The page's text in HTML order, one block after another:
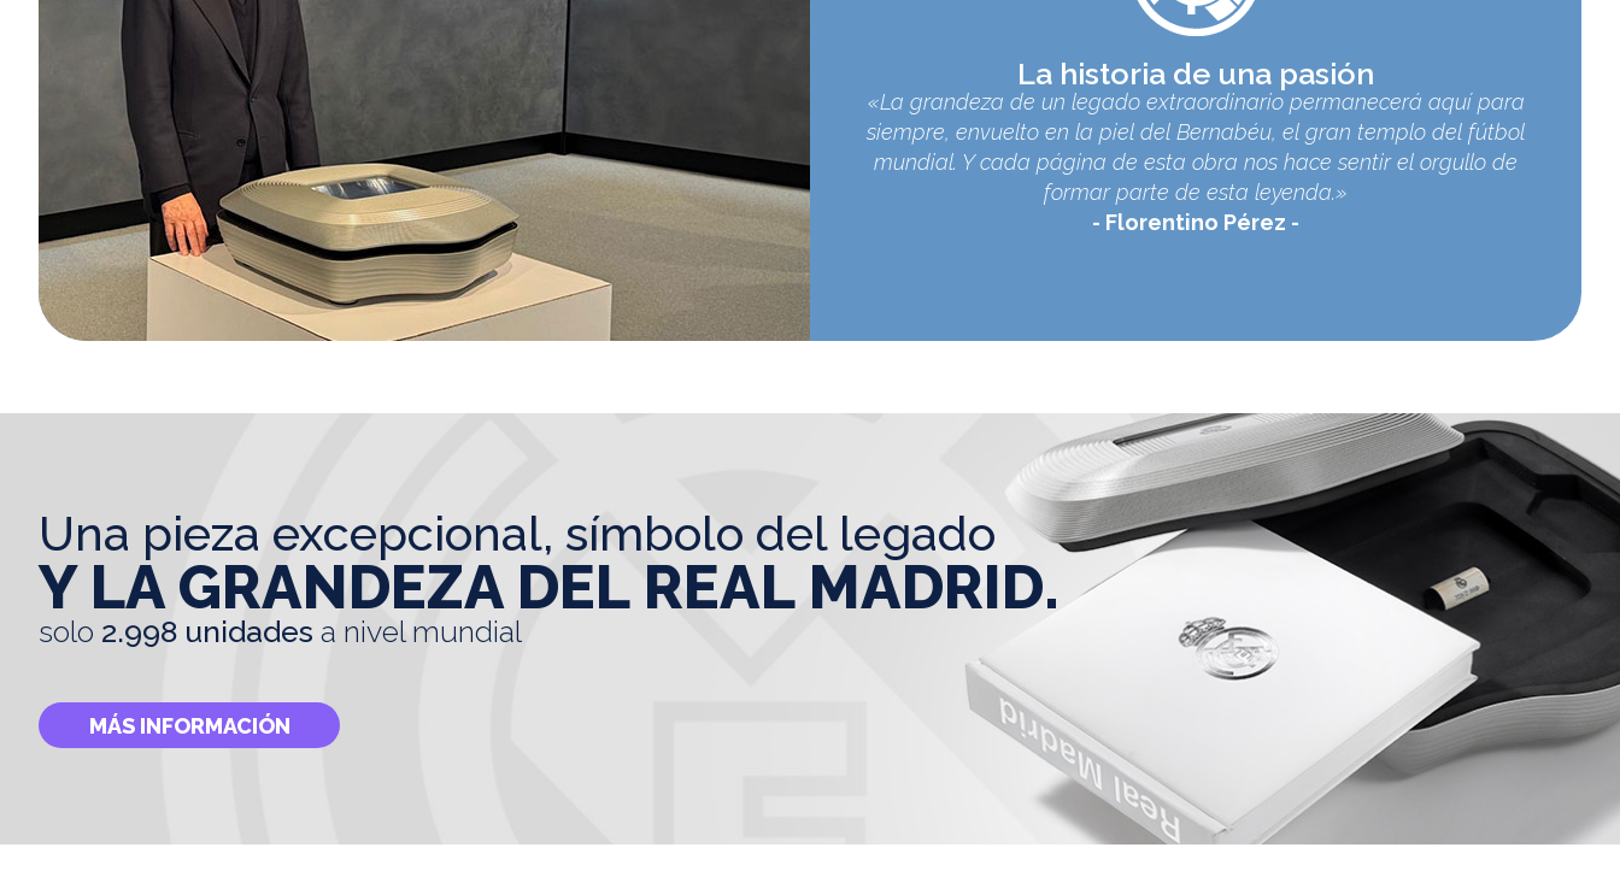
La historia de una pasión
«La grandeza de un legado extraordinario permanecerá aquí para
siempre, envuelto en la piel del Bernabéu, el gran templo del fútbol
mundial. Y cada página de esta obra nos hace sentir el orgullo de
formar parte de esta leyenda.»
Florentino Pérez
una pieza excepcional, símbolo del legado
Y LA GRANDEZA DEL REAL MADRID.
solo 2.998 unidades a nivel mundial
MÁS INFORMACIÓN